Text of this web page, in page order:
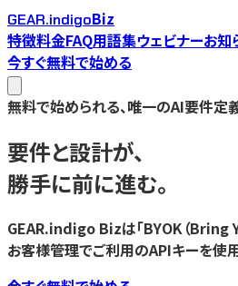
GEAR.indigoBiz
特徴料金FAQ用語集ウェビナーお知
今すぐ無料で始める
無料で始められる、唯一のAI要件定
要件と設計が、
勝手に前に進む。
GEAR.indigo Bizは「BYOK（Bring
お客様管理でご利用のAPIキーを使用